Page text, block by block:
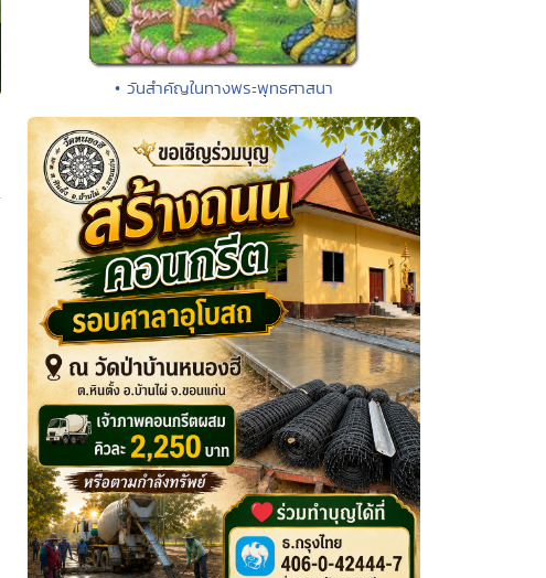
• วันสำคัญในทางพระพุทธศาสนา